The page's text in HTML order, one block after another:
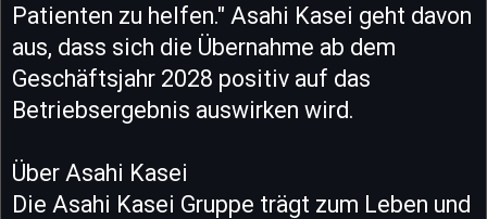
Patienten zu helfen." Asahi Kasei geht davon
aus, dass sich die Übernahme ab dem
Geschäftsjahr 2028 positiv auf das
Betriebsergebnis auswirken wird.
Über Asahi Kasei
Die Asahi Kasei Gruppe trägt zum Leben und